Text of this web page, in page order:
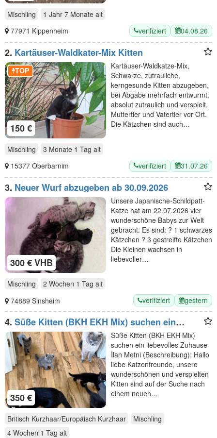
Mischling 1 Jahr 7 Monate alt
77971 Kippenheim
verifiziert 04.08.26
2. Kartäuser-Waldkater-Mix Kitten
150 €
TOP
Kartäuser-Waldkatze-Mix,
Schwarze, zutrauliche,
kerngesunde Kitten abzugeben,
bei Abgabe mehrfach entwurmt.
absolut zutraulich und verspielt.
Muttertier und Vatertier vor Ort.
Die Kätzchen sind auch…
Mischling 3 Monate 1 Tag alt
15377 Oberbarnim
verifiziert 31.07.26
3. Neuer Wurf abzugeben ab 30.09.2026
300 € VHB
Unsere Japanische-Schildpatt-
Katze hat am 22.07.2026 vier
wunderschöne Babys zur Welt
gebracht. Es sind: ? 1 schwarzes
Kätzchen ? 3 gestreifte Kätzchen
Die Kleinen wachsen in
liebevoller…
Mischling 2 Wochen 1 Tag alt
74889 Sinsheim
verifiziert gestern
4. Süße Kitten (BKH EKH Mix) suchen ein
liebevolles Zuhause
350 €
Süße Kitten (BKH EKH Mix)
suchen ein liebevolles Zuhause
İlan Metni (Beschreibung): Hallo
liebe Katzenfreunde, unsere
wunderschönen und verspielten
Kitten sind auf der Suche nach
einem neuen…
Britisch Kurzhaar/Europäisch Kurzhaar
Mischling
4 Wochen 1 Tag alt